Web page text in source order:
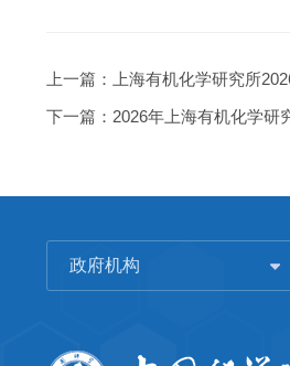
上一篇：
上海有机化学研究所
下一篇： 2026年上海有机化学研
政府机构